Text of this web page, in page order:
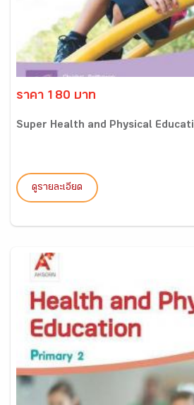
ราคา 180 บาท
Super Health and Physical
ดูรายละเอียด